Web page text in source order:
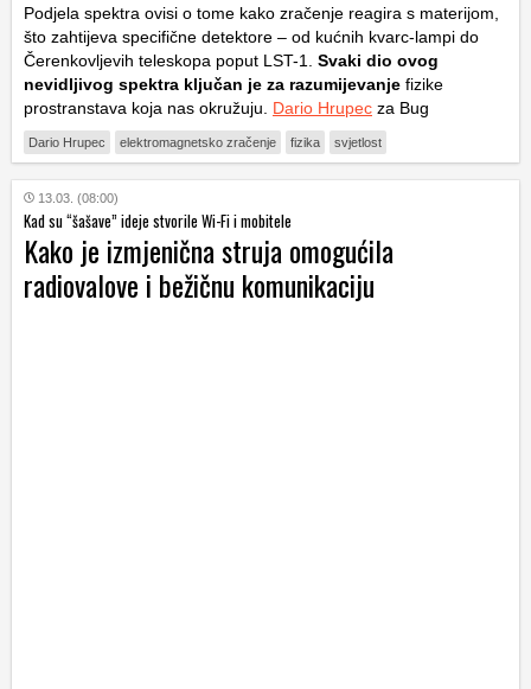
Podjela spektra ovisi o tome kako zračenje reagira s materijom,
što zahtijeva specifične detektore – od kućnih kvarc-lampi do
Čerenkovljevih teleskopa poput LST-1. Svaki dio ovog
nevidljivog spektra ključan je za razumijevanje fizike
prostranstava koja nas okružuju. Dario Hrupec za Bug
Dario Hrupec elektromagnetsko zračenje fizika svjetlost
13.03. (08:00)
Kad su “šašave” ideje stvorile Wi-Fi i mobitele
Kako je izmjenična struja omogućila
radiovalove i bežičnu komunikaciju